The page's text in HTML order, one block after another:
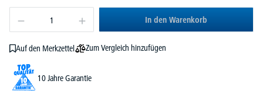
In den Warenkorb
Auf den Merkzettel Zum Vergleich hinzufügen
10 Jahre Garantie